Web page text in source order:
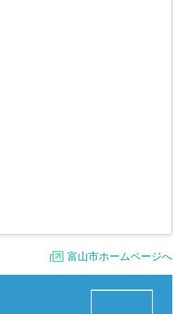
富山市ホームページへ